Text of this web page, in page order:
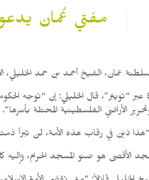
مفتي عُمان
عمان، الشيخ أحمد بن حمد الخليلي،
عبر “تويتر”، قال الخليلي: إن “توجه
الأراضي الفلسطينية المحتلة بأسرها”.
دَيْن في رقاب هذه الأمة، لن تبرأ
الأقصى هو صنو المسجد الحرام،